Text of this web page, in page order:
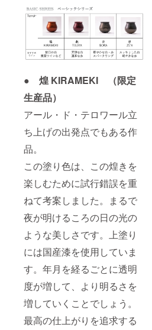
● 煌 KIRAMEKI （限定
生産品）
アール・ド・テロワール立
ち上げの出発点でもある作
品。
この塗り色は、この煌きを
楽しむために試行錯誤を重
ねて考案しました。まるで
夜が明けるころの日の光の
ような美しさです。上塗り
には国産漆を使用していま
す。年月を経るごとに透明
度が増して、より明るさを
増していくことでしょう。
最高の仕上がりを追求する